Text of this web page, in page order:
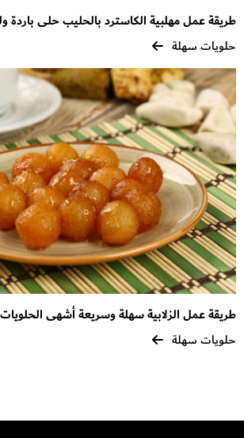
طريقة عمل مهلبية الكاسترد بالحليب حلى باردة
حلويات سهلة
طريقة عمل الزلابية سهلة وسريعة أشهى
حلويات سهلة